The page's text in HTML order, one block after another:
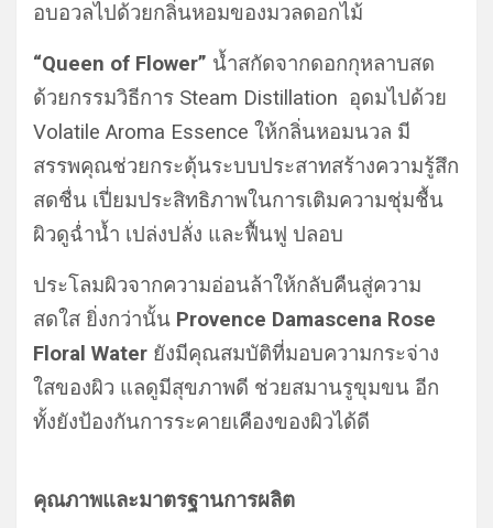
อบอวลไปด้วยกลิ่นหอมของมวลดอกไม้
“Queen of Flower” น้ำสกัดจากดอกกุหลาบสด
ด้วยกรรมวิธีการ Steam Distillation อุดมไปด้วย
Volatile Aroma Essence ให้กลิ่นหอมนวล มี
สรรพคุณช่วยกระตุ้นระบบประสาทสร้างความรู้สึก
สดชื่น เปี่ยมประสิทธิภาพในการเติมความชุ่มชื้น
ผิวดูฉ่ำน้ำ เปล่งปลั่ง และฟื้นฟู ปลอบ
ประโลมผิวจากความอ่อนล้าให้กลับคืนสู่ความ
สดใส ยิ่งกว่านั้น Provence Damascena Rose
Floral Water ยังมีคุณสมบัติที่มอบความกระจ่าง
ใสของผิว แลดูมีสุขภาพดี ช่วยสมานรูขุมขน อีก
ทั้งยังป้องกันการระคายเคืองของผิวได้ดี
คุณภาพและมาตรฐานการผลิต